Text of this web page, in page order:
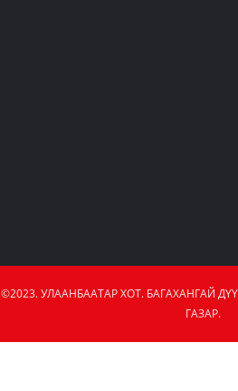
©2023. УЛААНБААТАР ХОТ. БАГАХАНГАЙ
ГАЗАР.